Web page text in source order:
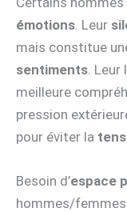
émotions . Leur
mais constitue
sentiments .
meilleure
pression
pour éviter la
Besoin d’espace
hommes/femmes